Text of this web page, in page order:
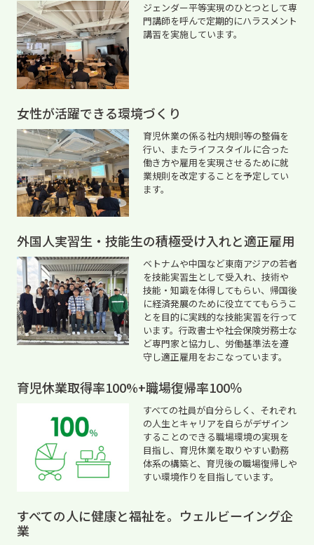
ジェンダー平等実現のひとつとして専
門講師を呼んで定期的にハラスメント
講習を実施しています。
女性が活躍できる環境づくり
育児休業の係る社内規則等の整備を
行い、またライフスタイルに合った
働き方や雇用を実現させるために就
業規則を改定することを予定してい
ます。
外国人実習生・技能生の積極受け入れと適正雇用
ベトナムや中国など東南アジアの若者
を技能実習生として受入れ、技術や
技能・知識を体得してもらい、帰国後
に経済発展のために役立ててもらうこ
とを目的に実践的な技能実習を行って
います。行政書士や社会保険労務士な
ど専門家と協力し、労働基準法を遵
守し適正雇用をおこなっています。
育児休業取得率100%+職場復帰率100％
すべての社員が自分らしく、それぞれ
の人生とキャリアを自らがデザイン
することのできる職場環境の実現を
目指し、育児休業を取りやすい勤務
体系の構築と、育児後の職場復帰しや
すい環境作りを目指しています。
すべての人に健康と福祉を。ウェルビーイング企
業